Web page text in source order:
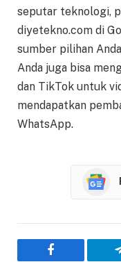
seputar teknologi,
diyetekno.com di
sumber pilihan
Anda juga bisa
dan TikTok untuk
mendapatkan
WhatsApp.
Facebook